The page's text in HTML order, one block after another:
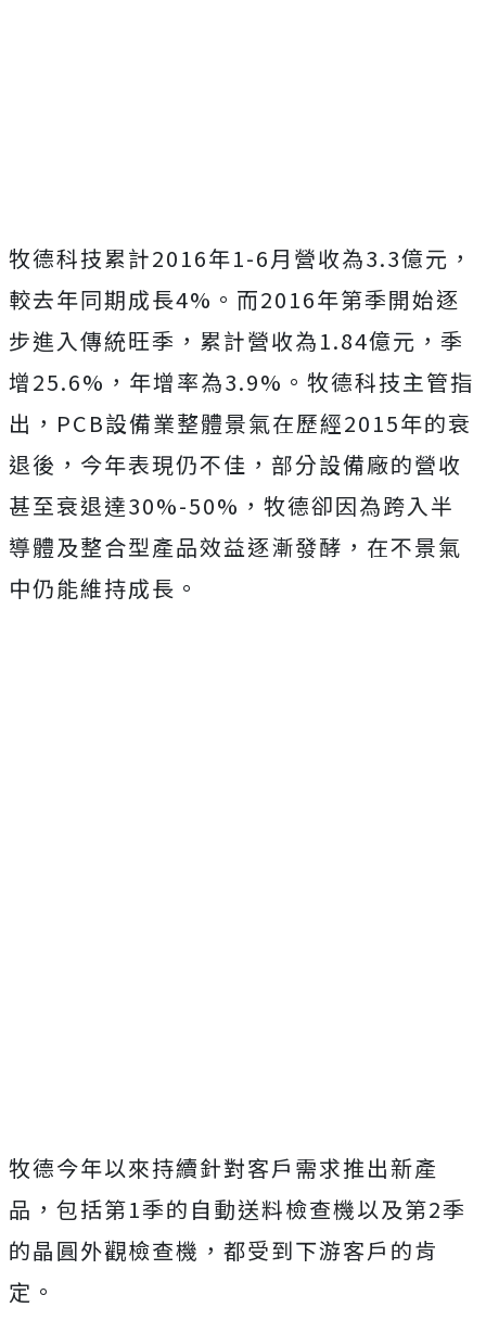
牧德科技累計2016年1-6月營收為3.3億元，
較去年同期成長4%。而2016年第季開始逐
步進入傳統旺季，累計營收為1.84億元，季
增25.6%，年增率為3.9%。牧德科技主管指
出，PCB設備業整體景氣在歷經2015年的衰
退後，今年表現仍不佳，部分設備廠的營收
甚至衰退達30%-50%，牧德卻因為跨入半
導體及整合型產品效益逐漸發酵，在不景氣
中仍能維持成長。
牧德今年以來持續針對客戶需求推出新產
品，包括第1季的自動送料檢查機以及第2季
的晶圓外觀檢查機，都受到下游客戶的肯
定。